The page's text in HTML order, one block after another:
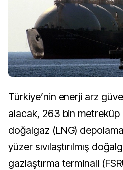
Türkiye’nin enerji arz
alacak, 263 bin metreküp
doğalgaz (LNG)
yüzer sıvılaştırılmış
gazlaştırma terminali